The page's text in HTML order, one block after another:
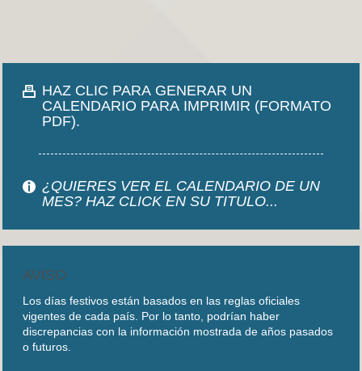
HAZ CLIC PARA GENERAR UN
CALENDARIO PARA IMPRIMIR (FORMATO
PDF).
¿QUIERES VER EL CALENDARIO DE UN
MES? HAZ CLICK EN SU TITULO...
AVISO
Los días festivos están basados en las reglas oficiales
vigentes de cada país. Por lo tanto, podrían haber
discrepancias con la información mostrada de años pasados
o futuros.